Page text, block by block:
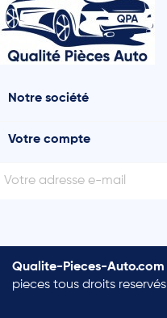
Notre société
Votre compte
Qualite-Pieces-Auto.com
pieces tous droits reservés